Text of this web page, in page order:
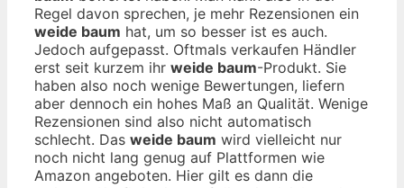
Regel davon sprechen, je mehr Rezensionen ein
weide baum hat, um so besser ist es auch.
Jedoch aufgepasst. Oftmals verkaufen Händler
erst seit kurzem ihr weide baum-Produkt. Sie
haben also noch wenige Bewertungen, liefern
aber dennoch ein hohes Maß an Qualität. Wenige
Rezensionen sind also nicht automatisch
schlecht. Das weide baum wird vielleicht nur
noch nicht lang genug auf Plattformen wie
Amazon angeboten. Hier gilt es dann die